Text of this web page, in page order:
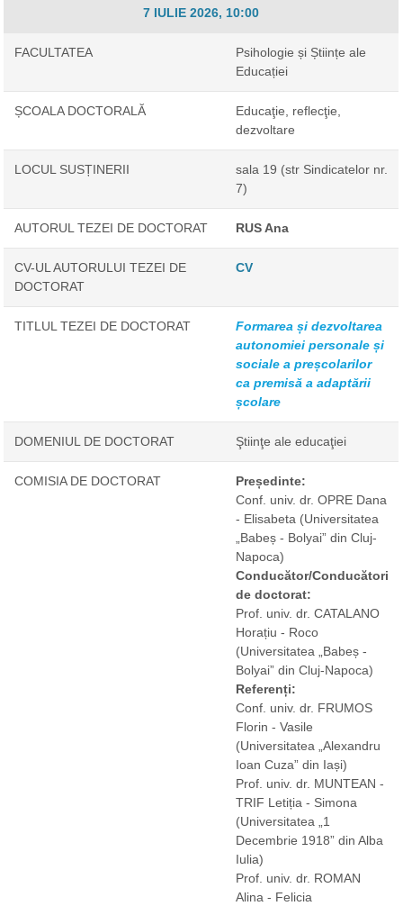
7 IULIE 2026, 10:00
FACULTATEA
Psihologie și Științe ale
Educației
ȘCOALA DOCTORALĂ
Educaţie, reflecţie,
dezvoltare
LOCUL SUSȚINERII
sala 19 (str Sindicatelor nr.
7)
AUTORUL TEZEI DE DOCTORAT RUS Ana
CV-UL AUTORULUI TEZEI DE
DOCTORAT
CV
TITLUL TEZEI DE DOCTORAT
Formarea și dezvoltarea
autonomiei personale și
sociale a preșcolarilor
ca premisă a adaptării
școlare
DOMENIUL DE DOCTORAT Ştiinţe ale educaţiei
COMISIA DE DOCTORAT
Președinte:
Conf. univ. dr. OPRE Dana
- Elisabeta (Universitatea
„Babeș - Bolyai” din Cluj-
Napoca)
Conducător/Conducători
de doctorat:
Prof. univ. dr. CATALANO
Horațiu - Roco
(Universitatea „Babeș -
Bolyai” din Cluj-Napoca)
Referenți:
Conf. univ. dr. FRUMOS
Florin - Vasile
(Universitatea „Alexandru
Ioan Cuza” din Iași)
Prof. univ. dr. MUNTEAN -
TRIF Letiția - Simona
(Universitatea „1
Decembrie 1918” din Alba
Iulia)
Prof. univ. dr. ROMAN
Alina - Felicia